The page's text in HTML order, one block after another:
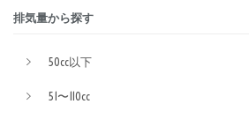
排気量から探す
50cc以下
51〜110cc